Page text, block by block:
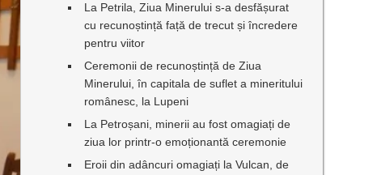
La Petrila, Ziua Minerului s-a desfășurat
cu recunoștință față de trecut și încredere
pentru viitor
Ceremonii de recunoștință de Ziua
Minerului, în capitala de suflet a mineritului
românesc, la Lupeni
La Petroșani, minerii au fost omagiați de
ziua lor printr-o emoționantă ceremonie
Eroii din adâncuri omagiați la Vulcan, de